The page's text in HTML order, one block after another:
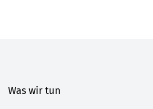
Was wir tun